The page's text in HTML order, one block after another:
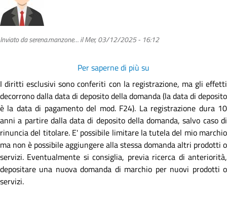
Inviato daserena.manzone…ilMer, 03/12/2025 - 16:12
Per saperne di più su
quando
inizia
la
tutela
del
marchio?
I diritti esclusivi sono conferiti con la registrazione, ma gli effetti
decorrono dalla data di deposito della domanda (la data di deposito
è la data di pagamento del mod. F24). La registrazione dura 10
anni a partire dalla data di deposito della domanda, salvo caso di
rinuncia del titolare. E' possibile limitare la tutela del mio marchio
ma non è possibile aggiungere alla stessa domanda altri prodotti o
servizi. Eventualmente si consiglia, previa ricerca di anteriorità,
depositare una nuova domanda di marchio per nuovi prodotti o
servizi.